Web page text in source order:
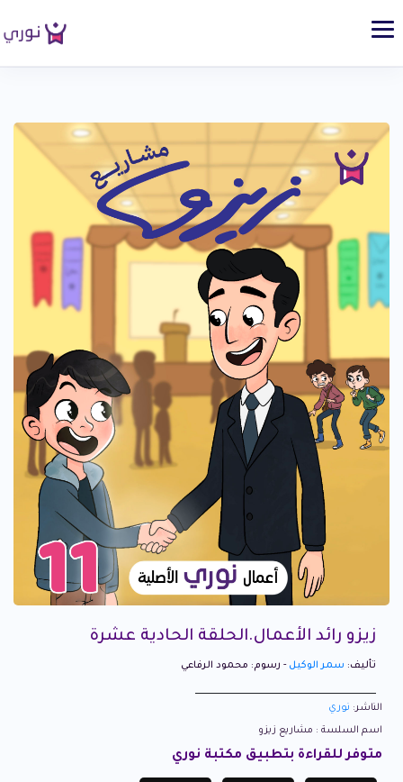
زيزو رائد الأعمال.الحلقة الحادية عشرة
تأليف: سمر الوكيل - رسوم: محمود الرفاعي
الناشر: نوري
اسم السلسة : مشاريع زيزو
متوفر للقراءة بتطبيق مكتبة نوري